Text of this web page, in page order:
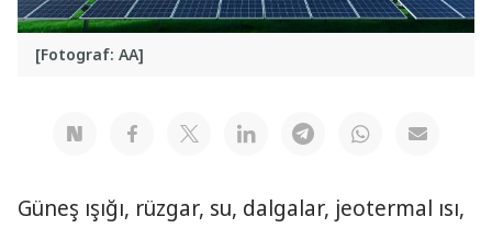
[Fotograf: AA]
Güneş ışığı, rüzgar, su, dalgalar, jeotermal ısı,